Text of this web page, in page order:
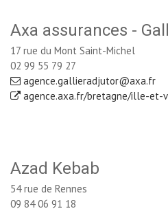
Axa assurances -
17 rue du Mont Saint-Michel
02 99 55 79 27
agence.gallieradjutor@axa.fr
agence.axa.fr/bretagne/ille-
Azad Kebab
54 rue de Rennes
09 84 06 91 18